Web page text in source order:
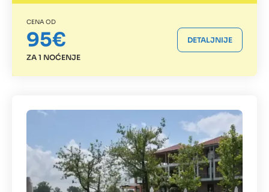
CENA OD
95€
ZA 1 NOĆENJE
DETALJNIJE